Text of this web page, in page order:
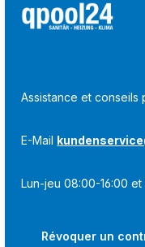
Assistance et conseils
E-Mail
Lun-jeu 08:00-16:00
Révoquer un